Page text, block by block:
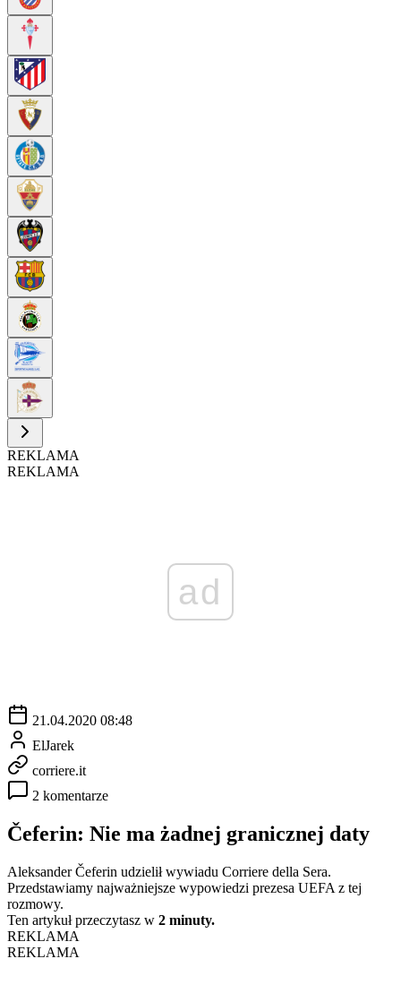
REKLAMA
REKLAMA
ad
21.04.2020 08:48
ElJarek
corriere.it
2 komentarze
Čeferin: Nie ma żadnej granicznej daty
Aleksander Čeferin udzielił wywiadu Corriere della Sera.
Przedstawiamy najważniejsze wypowiedzi prezesa UEFA z tej
rozmowy.
Ten artykuł przeczytasz w 2 minuty.
REKLAMA
REKLAMA